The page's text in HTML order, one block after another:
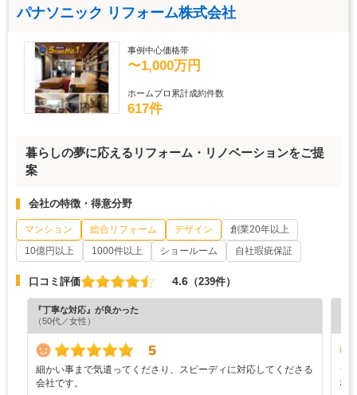
パナソニック リフォーム株式会社
事例中心価格帯
〜1,000万円
ホームプロ累計成約件数
617件
暮らしの夢に応えるリフォーム・リノベーションをご提
案
会社の特徴・得意分野
マンション 総合リフォーム デザイン
創業20年以上
10億円以上
1000件以上 ショールーム 自社瑕疵保証
口コミ評価 4.6 （239件）
『丁寧な対応』が良かった
（50代／女性）
5
細かい事まで気遣ってくださり、スピーディに対応してくださる
会社です。
シ
な